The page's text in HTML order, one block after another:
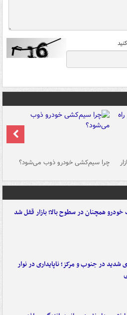
چرا سیم‌کشی خودرو ذوب می‌شود؟
همچنان در سطوح بالا؛ بازار قفل شد
شدید در جنوب و مرکز؛ ناپایداری در نوار